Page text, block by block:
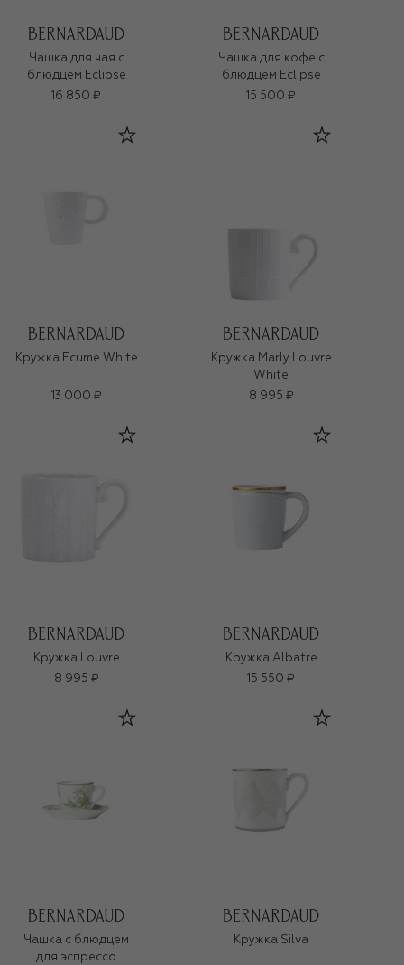
Чашка для чая с
блюдцем Eclipse
16 850 ₽
Чашка для кофе с
блюдцем Eclipse
15 500 ₽
Кружка Ecume White
13 000 ₽
Кружка Marly Louvre
White
8 995 ₽
Кружка Louvre
8 995 ₽
Кружка Albatre
15 550 ₽
Чашка с блюдцем
для эспрессо
Кружка Silva